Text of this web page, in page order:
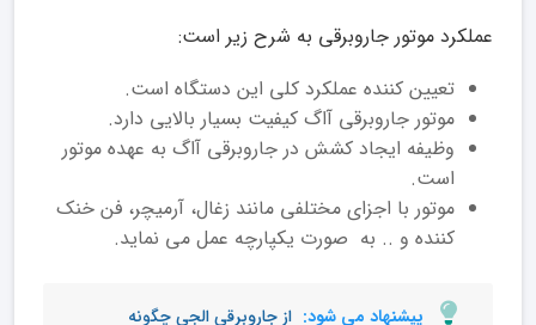
عملکرد موتور جاروبرقی به شرح زیر است:
تعیین کننده عملکرد کلی این دستگاه است.
موتور جاروبرقی آاگ کیفیت بسیار بالایی دارد.
وظیفه ایجاد کشش در جاروبرقی آاگ به عهده موتور
است.
موتور با اجزای مختلفی مانند زغال، آرمیچر، فن خنک
کننده و .. به صورت یکپارچه عمل می نماید.
پیشنهاد می شود: از جاروبرقی الجی چگونه